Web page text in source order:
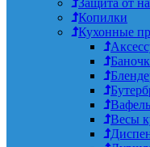
Копилки
Кухонные
Весы